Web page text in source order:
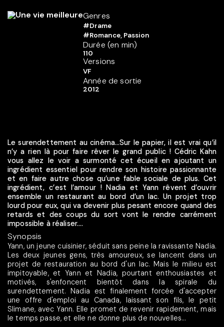
Genres
#Drame
#Romance, Passion
Durée (en min)
110
Versions
VF
Année de sortie
2012
Le surendettement au cinéma…Sur le papier, il est vrai qu’il
n’y a rien là pour faire rêver le grand public ! Cédric Kahn
vous allez le voir a surmonté cet écueil en ajoutant un
ingrédient essentiel pour rendre son histoire passionnante
et en faire autre chose qu’une fable sociale de plus. Cet
ingrédient, c’est l’amour ! Nadia et Yann rêvent d’ouvrir
ensemble un restaurant au bord d’un lac. Un projet trop
lourd pour eux, qui va devenir plus pesant encore quand des
retards et des coups du sort vont le rendre carrément
impossible à réaliser....
Synopsis
Yann, un jeune cuisinier, séduit sans peine la ravissante Nadia.
Les deux jeunes gens, très amoureux, se lancent dans un
projet de restauration au bord d'un lac. Mais le milieu est
impitoyable, et Yann et Nadia, pourtant enthousiastes et
motivés, s'enfoncent bientôt dans la spirale du
surendettement. Nadia est finalement forcée d'accepter
une offre d'emploi au Canada, laissant son fils, le petit
Slimane, avec Yann. Elle promet de revenir rapidement, mais
le temps passe, et elle ne donne plus de nouvelles...